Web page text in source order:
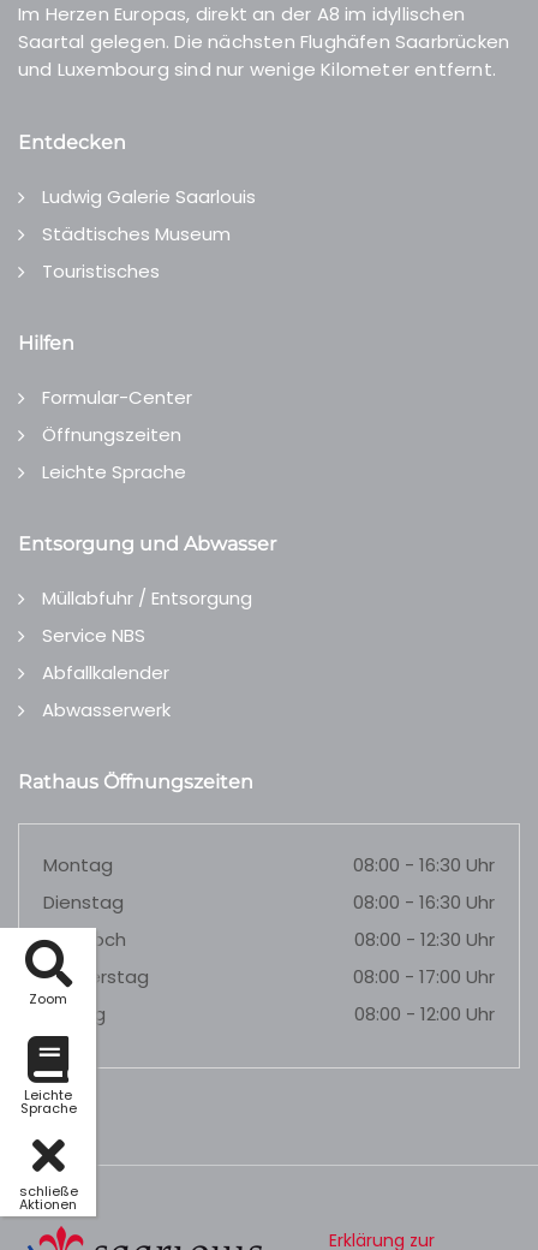
Zoom
Leichte
Sprache
schließe
Aktionen
Im Herzen Europas, direkt an der A8 im idyllischen
Saartal gelegen. Die nächsten Flughäfen Saarbrücken
und Luxembourg sind nur wenige Kilometer entfernt.
Entdecken
Ludwig Galerie Saarlouis
Städtisches Museum
Touristisches
Hilfen
Formular-Center
Öffnungszeiten
Leichte Sprache
Entsorgung und Abwasser
Müllabfuhr / Entsorgung
Service NBS
Abfallkalender
Abwasserwerk
Rathaus Öffnungszeiten
Montag
08:00 - 16:30 Uhr
Dienstag
08:00 - 16:30 Uhr
Mittwoch
08:00 - 12:30 Uhr
Donnerstag
08:00 - 17:00 Uhr
Freitag
08:00 - 12:00 Uhr
Erklärung zur